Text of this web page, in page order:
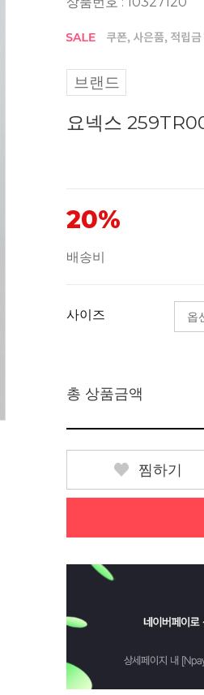
브랜드
요넥스
20%
배송비
사이즈
총 상품금액
찜하기